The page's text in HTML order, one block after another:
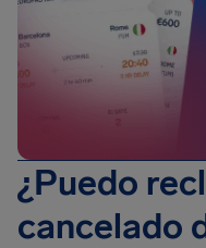
¿Puedo
cancelado